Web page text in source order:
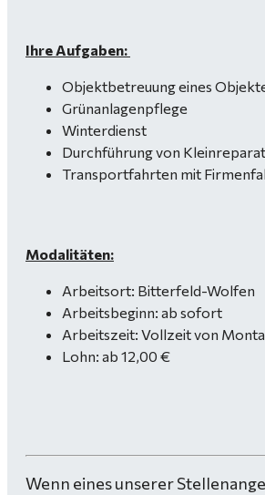
Ihre Aufgaben:
Objektbetreuung eines
Grünanlagenpflege
Winterdienst
Durchführung von
Transportfahrten mit
Modalitäten:
Arbeitsort: Bitterfeld-Wolfen
Arbeitsbeginn: ab sofort
Arbeitszeit: Vollzeit von
Lohn: ab 12,00 €
Wenn eines unserer